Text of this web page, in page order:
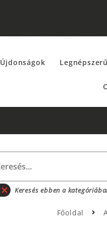
Újdonságok
Keresés ebben a
Főoldal